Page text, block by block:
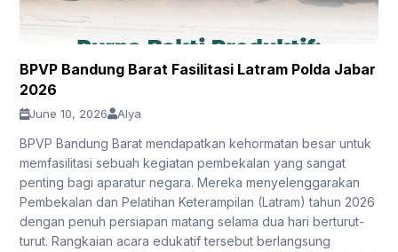
BPVP Bandung Barat Fasilitasi Latram Polda Jabar
2026
June 10, 2026 Alya
BPVP Bandung Barat mendapatkan kehormatan besar untuk
memfasilitasi sebuah kegiatan pembekalan yang sangat
penting bagi aparatur negara. Mereka menyelenggarakan
Pembekalan dan Pelatihan Keterampilan (Latram) tahun 2026
dengan penuh persiapan matang selama dua hari berturut-
turut. Rangkaian acara edukatif tersebut berlangsung